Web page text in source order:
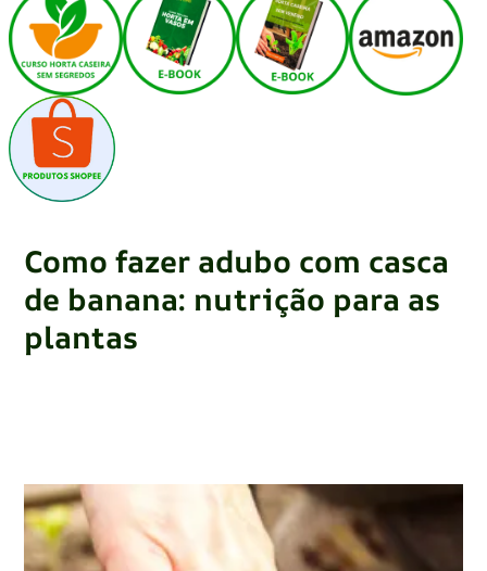
Como fazer adubo com casca
de banana: nutrição para as
plantas